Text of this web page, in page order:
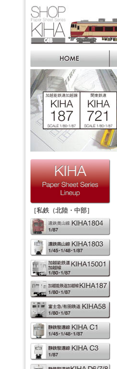
［私鉄（北陸・中部］